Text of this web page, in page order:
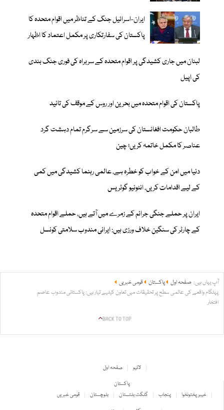
ایران-اسرائیل جنگ کے تناظر میں اقوام متحدہ کا
پاکستان کی سفارتکاری پر مکمل اعتماد کا اظہار
لبنان میں جاری کشیدگی پر اقوام متحدہ کے سربراہ کی فوری جنگ بندی
کی اپیل
پاکستان کی اقوام متحدہ میں بحرین اور روس کے موقف کی تائید
طالبان حکومت افغانستان کی سرزمین سے سرگرم تمام دہشت گرد
عناصر کا مکمل خاتمہ کریں؛ چین
دنیا میں امن کے خواب کو خطرہ ہے، عالمی رہنما کشیدگی میں کمی
کے لیے اقدامات کریں، انٹونیو گوٹریس
ایران پر حملے جنگی جرائم کے زمرے میں آتے ہیں، حملے اقوام متحدہ
کے چارٹر کی سنگین خلاف ورزی ہیں: ایرانی مندوب سلامتی کونسل
آپ یہاں ہیں: صفحہ اول پاکستان
قومی خبریں
پہلگام واقعے کی عالمی سطح پر تحقیقات میں تعاون کیلیے تیار ہیں: پاکستانی مندوب عاصم
افتخار
BACK TO TOP
صفحہ اول
لائیو
پاکستان
قومی خبریں
بلوچستان گلگت بلتستان پنجاب
خیبر پختونخوا